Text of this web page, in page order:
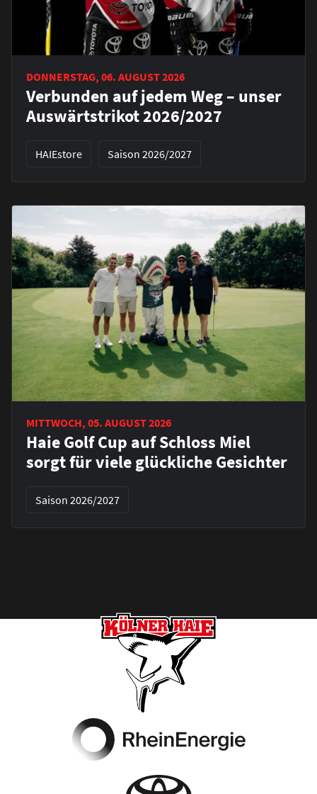
DONNERSTAG, 06. AUGUST 2026
Verbunden auf jedem Weg – unser
Auswärtstrikot 2026/2027
HAIEstore Saison 2026/2027
MITTWOCH, 05. AUGUST 2026
Haie Golf Cup auf Schloss Miel
sorgt für viele glückliche Gesichter
Saison 2026/2027